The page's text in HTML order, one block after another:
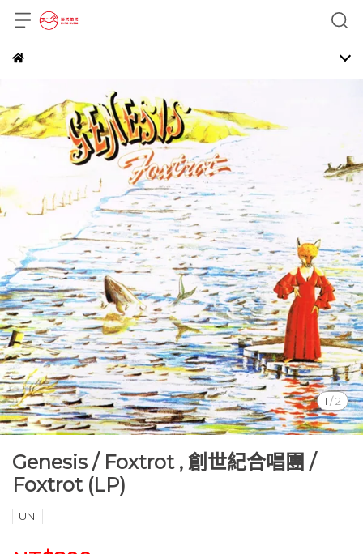
1 /2
Genesis ‎/ Foxtrot , 創世紀合唱團 /
Foxtrot (LP)
UNI